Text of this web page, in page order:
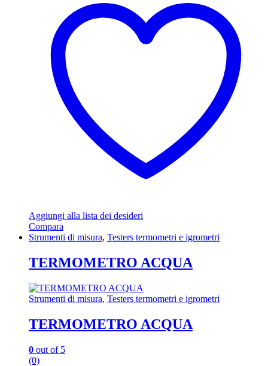
Aggiungi alla lista dei desideri
Compara
Strumenti di misura, Testers termometri e igrometri
TERMOMETRO ACQUA
Strumenti di misura, Testers termometri e igrometri
TERMOMETRO ACQUA
0 out of 5
(0)